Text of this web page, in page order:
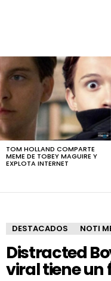
STORIES
TOM HOLLAND COMPARTE
MEME DE TOBEY MAGUIRE Y
EXPLOTA INTERNET
DESTACADOS NOTI
Distracted
viral tiene un